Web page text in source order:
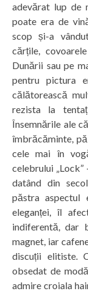
adevărat lup de
poate era de
scop și-a
cărțile,
Dunării sau pe
pentru pictura
călătorească
rezista la
Însemnările ale
îmbrăcăminte,
cele mai în
celebrului
datând din
păstra aspectul
eleganței, îl
indiferentă, dar
magnet, iar
discuții elitiste.
obsedat de
admire croiala